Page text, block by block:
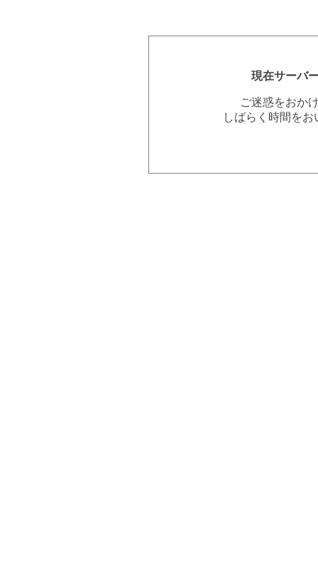
現在サーバ
ご迷惑をおか
しばらく時間を